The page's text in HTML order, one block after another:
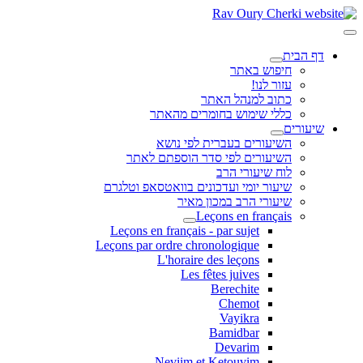
דף הבית
חיפוש באתר
עזור לנו!
כתוב למנהל האתר
כללי שימוש בחומרים מהאתר
שיעורים
השיעורים בעברית לפי נושא
השיעורים לפי סדר הוספתם לאתר
לוח שיעורי הרב
שיעור יומי ועדכונים בוואטסאפ וטלגרם
שיעורי הרב במכון מאיר
Leçons en français
Leçons en français - par sujet
Leçons par ordre chronologique
L'horaire des leçons
Les fêtes juives
Berechite
Chemot
Vayikra
Bamidbar
Devarim